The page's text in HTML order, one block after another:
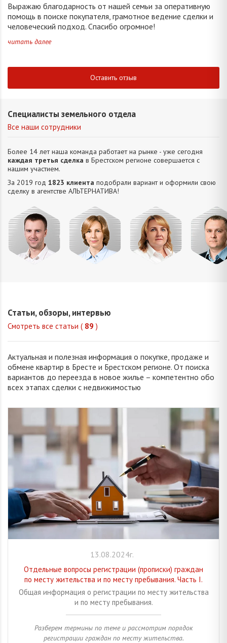
Выражаю благодарность от нашей семьи за оперативную
помощь в поиске покупателя, грамотное ведение сделки и
человеческий подход. Спасибо огромное!
читать далее
Оставить отзыв
Специалисты земельного отдела
Все наши сотрудники
Более 14 лет наша команда работает на рынке - уже сегодня
каждая третья сделка в Брестском регионе совершается с
нашим участием.
За 2019 год 1823 клиента подобрали вариант и оформили свою
сделку в агентстве АЛЬТЕРНАТИВA!
Статьи, обзоры, интервью
Смотреть все статьи ( 89 )
Актуальная и полезная информация о покупке, продаже и
обмене квартир в Бресте и Брестском регионе. От поиска
вариантов до переезда в новое жилье – компетентно обо
всех этапах сделки с недвижимостью
13.08.2024г.
Отдельные вопросы регистрации (прописки) граждан
по месту жительства и по месту пребывания. Часть I.
Общая информация о регистрации по месту жительства
и по месту пребывания.
Разберем термины по теме и рассмотрим порядок
регистрации граждан по месту жительства.